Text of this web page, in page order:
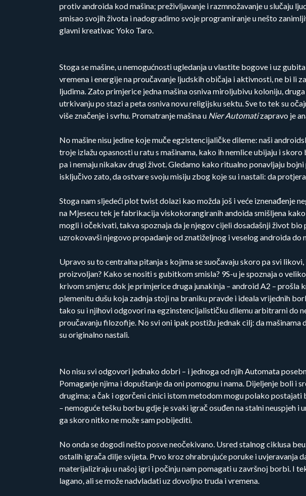
protiv androida kod mašina; preživljavanje i razmnožavanje u slučaju
smisao svojih života i nadogradimo svoje programiranje u nešto
glavni kreativac Yoko Taro.
Stoga se mašine, u nemogućnosti ugledanja u vlastite bogove i uz
vremena i energije na proučavanje ljudskih običaja i aktivnosti, ne bi li
ljudima. Zato primjerice jedna mašina osniva miroljubivu koloniju,
utrkivanju po stazi a peta osniva novu religijsku sektu. Sve to tek su
više značenje i svrhu. Promatranje mašina u Nier Automatizapravo je
No mašine nisu jedine koje muče egzistencijaličke dileme: naši
troje izlažu opasnosti u ratu s mašinama, kako ih nemlice ubijaju i
pa i nemaju nikakav drugi život. Gledamo kako ritualno ponavljaju
isključivo zato, da ostvare svoju misiju zbog koje su i nastali: da
Stoga nam sljedeći plot twist dolazi kao možda još i veće iznenađenje
na Mjesecu tek je fabrikacija viskokorangiranih andoida smišljena
mogli i očekivati, takva spoznaja da je njegov cijeli dosadašnji život
uzrokovavši njegovo propadanje od znatiželjnog i veselog androida do
Upravo su to centralna pitanja s kojima se suočavaju skoro pa svi
proizvoljan? Kako se nositi s gubitkom smisla? 9S-u je spoznaja o
krivom smjeru; dok je primjerice druga junakinja – android A2 –
plemenitu dušu koja zadnja stoji na braniku pravde i ideala vrijednih
tako su i njihovi odgovori na egzinstencijalističku dilemu arbitrarni do
proučavanju filozofije. No svi oni ipak postižu jednak cilj: da
su originalno nastali.
No nisu svi odgovori jednako dobri – i jednoga od njih Automata
Pomaganje njima i dopuštanje da oni pomognu i nama. Dijeljenje boli i
drugima; a čak i ogorčeni cinici istom metodom mogu polako
– nemoguće tešku borbu gdje je svaki igrač osuđen na stalni neuspjeh
ga skoro nitko ne može sam pobijediti.
No onda se dogodi nešto posve neočekivano. Usred stalnog ciklusa
ostalih igrača dilje svijeta. Prvo kroz ohrabrujuće poruke i uvjeravanja
materijaliziraju u našoj igri i počinju nam pomagati u završnoj borbi. I
lagano, ali se može nadvladati uz dovoljno truda i vremena.